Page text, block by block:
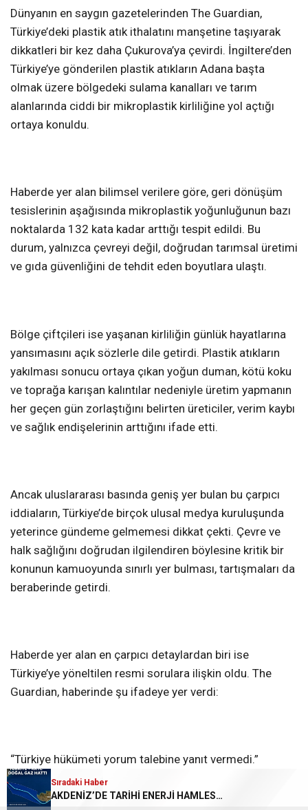
Sıradaki Haber
AKDENİZ’DE TARİHİ ENERJİ HAMLESİ MERSİN’DEN KKTC’YE DOĞAL GAZ HATTI DÖŞENİYOR
Dünyanın en saygın gazetelerinden The Guardian,
Türkiye’deki plastik atık ithalatını manşetine taşıyarak
dikkatleri bir kez daha Çukurova’ya çevirdi. İngiltere’den
Türkiye’ye gönderilen plastik atıkların Adana başta
olmak üzere bölgedeki sulama kanalları ve tarım
alanlarında ciddi bir mikroplastik kirliliğine yol açtığı
ortaya konuldu.
Haberde yer alan bilimsel verilere göre, geri dönüşüm
tesislerinin aşağısında mikroplastik yoğunluğunun bazı
noktalarda 132 kata kadar arttığı tespit edildi. Bu
durum, yalnızca çevreyi değil, doğrudan tarımsal üretimi
ve gıda güvenliğini de tehdit eden boyutlara ulaştı.
Bölge çiftçileri ise yaşanan kirliliğin günlük hayatlarına
yansımasını açık sözlerle dile getirdi. Plastik atıkların
yakılması sonucu ortaya çıkan yoğun duman, kötü koku
ve toprağa karışan kalıntılar nedeniyle üretim yapmanın
her geçen gün zorlaştığını belirten üreticiler, verim kaybı
ve sağlık endişelerinin arttığını ifade etti.
Ancak uluslararası basında geniş yer bulan bu çarpıcı
iddiaların, Türkiye’de birçok ulusal medya kuruluşunda
yeterince gündeme gelmemesi dikkat çekti. Çevre ve
halk sağlığını doğrudan ilgilendiren böylesine kritik bir
konunun kamuoyunda sınırlı yer bulması, tartışmaları da
beraberinde getirdi.
Haberde yer alan en çarpıcı detaylardan biri ise
Türkiye’ye yöneltilen resmi sorulara ilişkin oldu. The
Guardian, haberinde şu ifadeye yer verdi:
“Türkiye hükümeti yorum talebine yanıt vermedi.”